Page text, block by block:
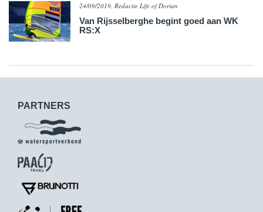
24/09/2019, Redactie Life of Dorian
Van Rijsselberghe begint goed aan WK
RS:X
PARTNERS